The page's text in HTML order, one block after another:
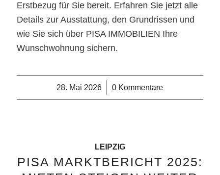
Erstbezug für Sie bereit. Erfahren Sie jetzt alle
Details zur Ausstattung, den Grundrissen und
wie Sie sich über PISA IMMOBILIEN Ihre
Wunschwohnung sichern.
28. Mai 2026
/ 0 Kommentare
LEIPZIG
PISA MARKTBERICHT 2025: